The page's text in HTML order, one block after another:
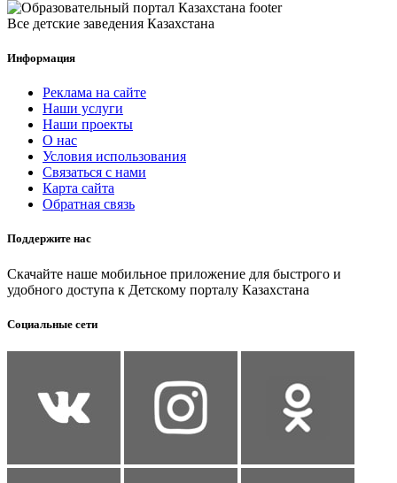
Все детские заведения Казахстана
Информация
Реклама на сайте
Наши услуги
Наши проекты
О нас
Условия использования
Связаться с нами
Карта сайта
Обратная связь
Поддержите нас
Скачайте наше мобильное приложение для быстрого и
удобного доступа к Детскому порталу Казахстана
Социальные сети